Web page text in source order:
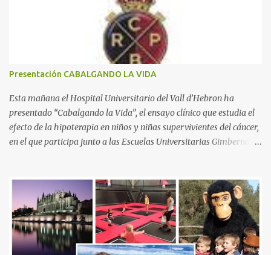
s
Presentación CABALGANDO LA VIDA
Esta mañana el Hospital Universitario del Vall d’Hebron ha
presentado “Cabalgando la Vida”, el ensayo clínico que estudia el
efecto de la hipoterapia en niños y niñas supervivientes del cáncer,
en el que participa junto a las Escuelas Universitarias Gimbernat,
presencia de Emilio Zegrí, presidente de la Fundación RCPB; la Dra.
Anna Llort, adjunta del Servicio de Oncología Pediátrica del
Hospital Vall d’Hebron e investigadora del grupo de Investigación
Traslacional en Cáncer en la Infancia y la Adolescencia del Vall
d’Hebron Instituto de Investigación (VHIR); Anna Saló, psicóloga